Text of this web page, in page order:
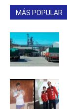
MÁS POPULAR